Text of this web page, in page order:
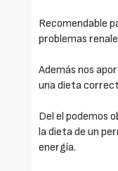
Recomendable
problemas
Además nos
una dieta
Del el podemos
la dieta de un
energía.